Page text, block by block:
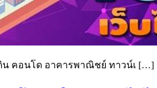
น คอนโด อาคารพาณิชย์ ทาวน์เ […]